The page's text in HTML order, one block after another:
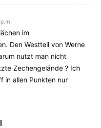
im
Den Westteil von Werne
nutzt man nicht
Zechengelände ? Ich
in allen Punkten nur